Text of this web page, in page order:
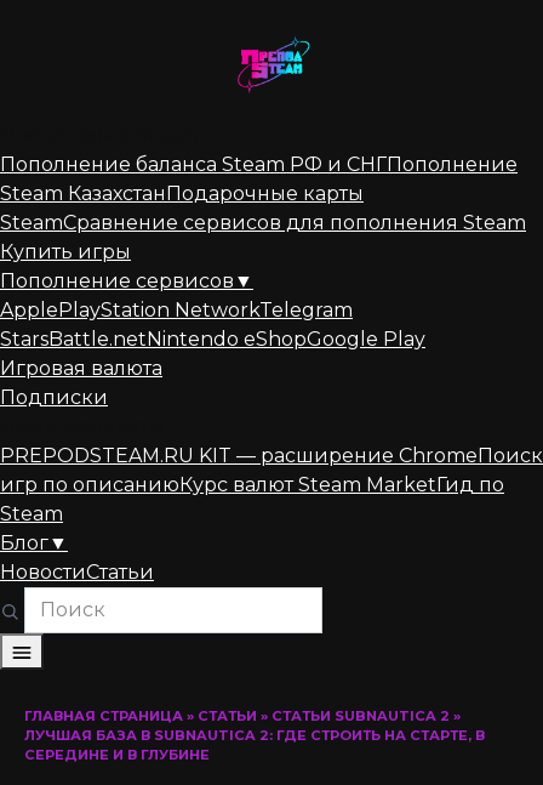
Пополнение баланса Steam РФ и СНГПополнение
Steam КазахстанПодарочные карты
SteamСравнение сервисов для пополнения Steam
Купить игры
Пополнение сервисов ▼
ApplePlayStation NetworkTelegram
StarsBattle.netNintendo eShopGoogle Play
Игровая валюта
Подписки
PREPODSTEAM.RU KIT — расширение ChromeПоиск
игр по описаниюКурс валют Steam MarketГид по
Steam
Блог▼
НовостиСтатьи
ГЛАВНАЯ СТРАНИЦА » СТАТЬИ » СТАТЬИ SUBNAUTICA 2 »
ЛУЧШАЯ БАЗА В SUBNAUTICA 2: ГДЕ СТРОИТЬ НА СТАРТЕ, В
СЕРЕДИНЕ И В ГЛУБИНЕ